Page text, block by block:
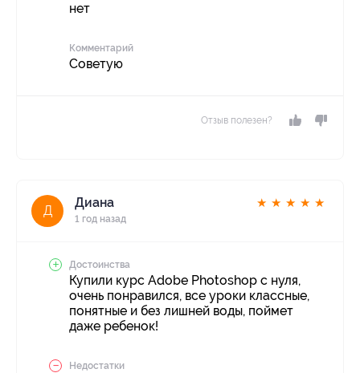
нет
Комментарий
Советую
Отзыв полезен?
Д
Диана
1 год назад
★ ★ ★ ★ ★
Достоинства
Купили курс Adobe Photoshop с нуля,
очень понравился, все уроки классные,
понятные и без лишней воды, поймет
даже ребенок!
Недостатки